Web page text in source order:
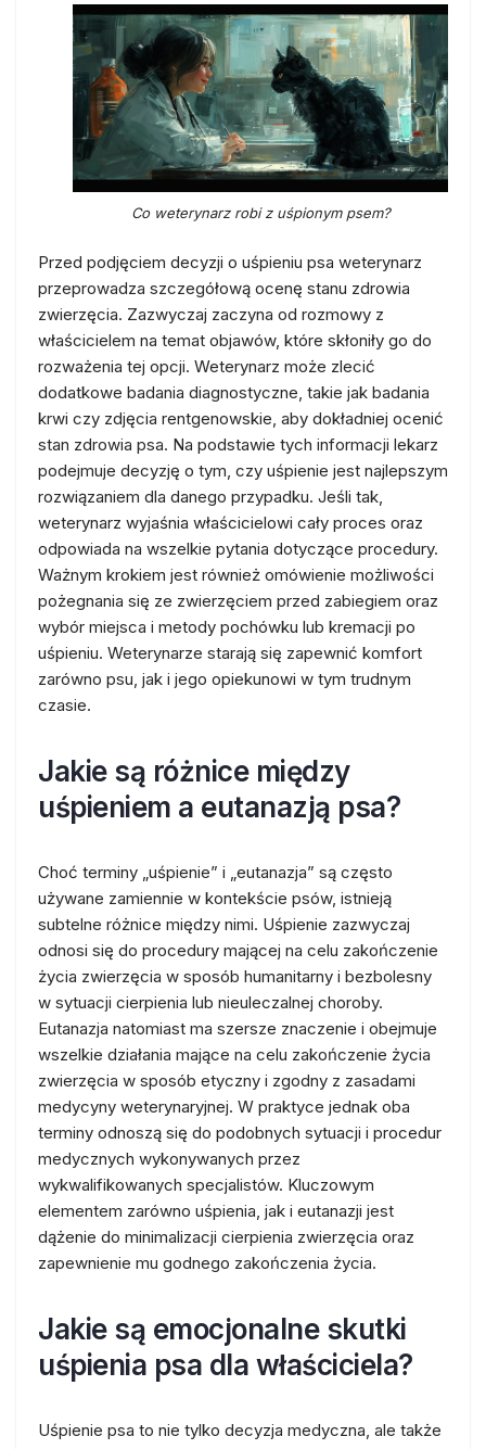
Co weterynarz robi z uśpionym psem?
Przed podjęciem decyzji o uśpieniu psa weterynarz
przeprowadza szczegółową ocenę stanu zdrowia
zwierzęcia. Zazwyczaj zaczyna od rozmowy z
właścicielem na temat objawów, które skłoniły go do
rozważenia tej opcji. Weterynarz może zlecić
dodatkowe badania diagnostyczne, takie jak badania
krwi czy zdjęcia rentgenowskie, aby dokładniej ocenić
stan zdrowia psa. Na podstawie tych informacji lekarz
podejmuje decyzję o tym, czy uśpienie jest najlepszym
rozwiązaniem dla danego przypadku. Jeśli tak,
weterynarz wyjaśnia właścicielowi cały proces oraz
odpowiada na wszelkie pytania dotyczące procedury.
Ważnym krokiem jest również omówienie możliwości
pożegnania się ze zwierzęciem przed zabiegiem oraz
wybór miejsca i metody pochówku lub kremacji po
uśpieniu. Weterynarze starają się zapewnić komfort
zarówno psu, jak i jego opiekunowi w tym trudnym
czasie.
Jakie są różnice między
uśpieniem a eutanazją psa?
Choć terminy „uśpienie” i „eutanazja” są często
używane zamiennie w kontekście psów, istnieją
subtelne różnice między nimi. Uśpienie zazwyczaj
odnosi się do procedury mającej na celu zakończenie
życia zwierzęcia w sposób humanitarny i bezbolesny
w sytuacji cierpienia lub nieuleczalnej choroby.
Eutanazja natomiast ma szersze znaczenie i obejmuje
wszelkie działania mające na celu zakończenie życia
zwierzęcia w sposób etyczny i zgodny z zasadami
medycyny weterynaryjnej. W praktyce jednak oba
terminy odnoszą się do podobnych sytuacji i procedur
medycznych wykonywanych przez
wykwalifikowanych specjalistów. Kluczowym
elementem zarówno uśpienia, jak i eutanazji jest
dążenie do minimalizacji cierpienia zwierzęcia oraz
zapewnienie mu godnego zakończenia życia.
Jakie są emocjonalne skutki
uśpienia psa dla właściciela?
Uśpienie psa to nie tylko decyzja medyczna, ale także